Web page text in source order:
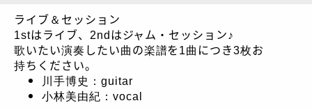
ライブ＆セッション
1stはライブ、2ndはジャム・セッション♪
歌いたい演奏したい曲の楽譜を1曲につき3枚お
持ちください。
川手博史：guitar
小林美由紀：vocal